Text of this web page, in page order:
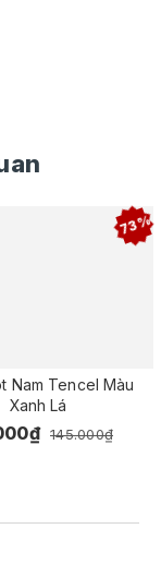
73%
Nam Tencel Màu
Xanh Lá
145.000₫